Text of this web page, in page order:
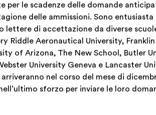
per le scadenze delle domande
delle ammissioni. Sono
lettere di accettazione da diverse
Riddle Aeronautical University,
of Arizona, The New School, Butler
University Geneva e Lancaster
nel corso del mese di
sforzo per inviare le loro